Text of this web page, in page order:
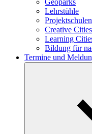
Geoparks
Lehrstühle
Projektschulen
Creative Cities
Learning
Bildung für
Termine und